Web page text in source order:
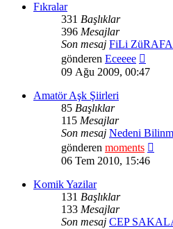
Fıkralar
331 Başlıklar
396 Mesajlar
Son mesaj FiLi
gönderen Eceeee
mesajı
09 Ağu 2009, 00:47
Amatör Aşk Şiirleri
85 Başlıklar
115 Mesajlar
Son mesaj Nedeni
gönderen moments
06 Tem 2010, 15:46
Komik Yazilar
131 Başlıklar
133 Mesajlar
Son mesaj CEP